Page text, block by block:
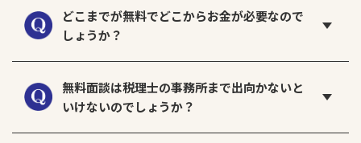
どこまでが無料でどこからお金が必要なので
しょうか？
無料面談は税理士の事務所まで出向かないと
いけないのでしょうか？